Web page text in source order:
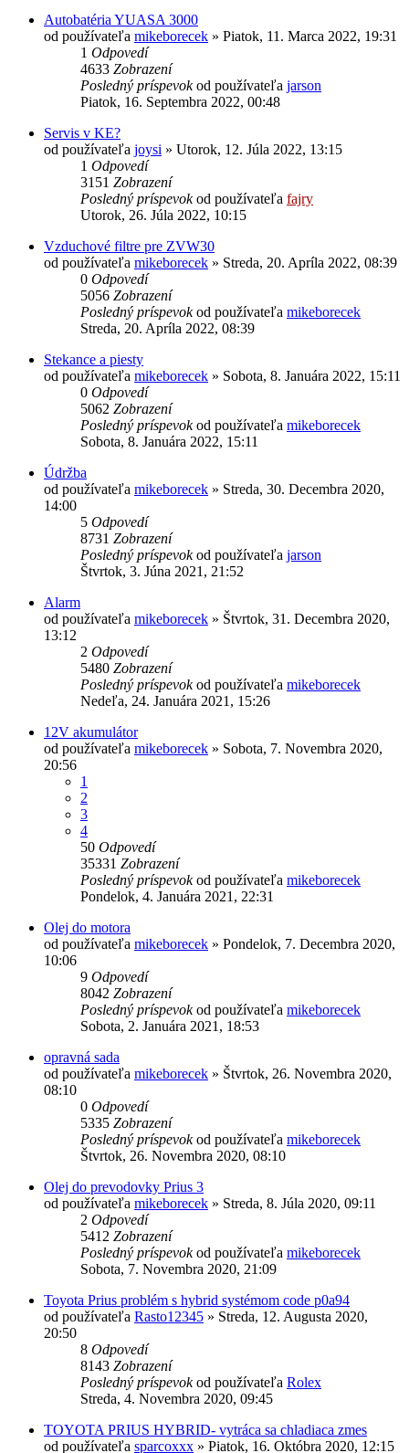
Autobatéria YUASA 3000
od používateľa mikeborecek » Piatok, 11. Marca 2022, 19:31
1 Odpovedí
4633 Zobrazení
Posledný príspevokod používateľa jarson
Piatok, 16. Septembra 2022, 00:48
Servis v KE?
od používateľa joysi » Utorok, 12. Júla 2022, 13:15
1 Odpovedí
3151 Zobrazení
Posledný príspevokod používateľa fajry
Utorok, 26. Júla 2022, 10:15
Vzduchové filtre pre ZVW30
od používateľa mikeborecek » Streda, 20. Apríla 2022, 08:39
0 Odpovedí
5056 Zobrazení
Posledný príspevokod používateľa mikeborecek
Streda, 20. Apríla 2022, 08:39
Stekance a piesty
od používateľa mikeborecek » Sobota, 8. Januára 2022, 15:11
0 Odpovedí
5062 Zobrazení
Posledný príspevokod používateľa mikeborecek
Sobota, 8. Januára 2022, 15:11
Údržba
od používateľa mikeborecek » Streda, 30. Decembra 2020,
14:00
5 Odpovedí
8731 Zobrazení
Posledný príspevokod používateľa jarson
Štvrtok, 3. Júna 2021, 21:52
Alarm
od používateľa mikeborecek » Štvrtok, 31. Decembra 2020,
13:12
2 Odpovedí
5480 Zobrazení
Posledný príspevokod používateľa mikeborecek
Nedeľa, 24. Januára 2021, 15:26
12V akumulátor
od používateľa mikeborecek » Sobota, 7. Novembra 2020,
20:56
1
2
3
4
50 Odpovedí
35331 Zobrazení
Posledný príspevokod používateľa mikeborecek
Pondelok, 4. Januára 2021, 22:31
Olej do motora
od používateľa mikeborecek » Pondelok, 7. Decembra 2020,
10:06
9 Odpovedí
8042 Zobrazení
Posledný príspevokod používateľa mikeborecek
Sobota, 2. Januára 2021, 18:53
opravná sada
od používateľa mikeborecek » Štvrtok, 26. Novembra 2020,
08:10
0 Odpovedí
5335 Zobrazení
Posledný príspevokod používateľa mikeborecek
Štvrtok, 26. Novembra 2020, 08:10
Olej do prevodovky Prius 3
od používateľa mikeborecek » Streda, 8. Júla 2020, 09:11
2 Odpovedí
5412 Zobrazení
Posledný príspevokod používateľa mikeborecek
Sobota, 7. Novembra 2020, 21:09
Toyota Prius problém s hybrid systémom code p0a94
od používateľa Rasto12345 » Streda, 12. Augusta 2020,
20:50
8 Odpovedí
8143 Zobrazení
Posledný príspevokod používateľa Rolex
Streda, 4. Novembra 2020, 09:45
TOYOTA PRIUS HYBRID- vytráca sa chladiaca zmes
od používateľa sparcoxxx » Piatok, 16. Októbra 2020, 12:15